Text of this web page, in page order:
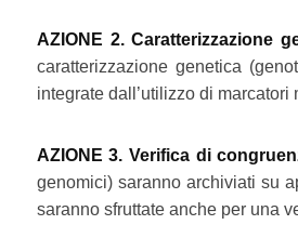
AZIONE 2. Caratterizzazione
caratterizzazione genetica
integrate dall’utilizzo di
AZIONE 3. Verifica di
genomici) saranno archiviati su
saranno sfruttate anche per una